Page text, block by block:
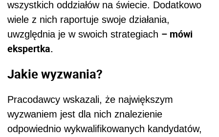
wszystkich oddziałów na świecie. Dodatkowo
wiele z nich raportuje swoje działania,
uwzględnia je w swoich strategiach – mówi
ekspertka.
Jakie wyzwania?
Pracodawcy wskazali, że największym
wyzwaniem jest dla nich znalezienie
odpowiednio wykwalifikowanych kandydatów,